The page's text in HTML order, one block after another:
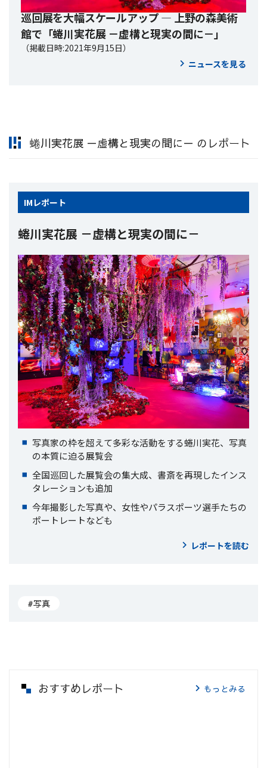
巡回展を大幅スケールアップ ― 上野の森美術
館で「蜷川実花展 －虚構と現実の間に－」
（掲載日時:2021年9月15日）
ニュースを見る
蜷川実花展 －虚構と現実の間に－ のレポート
IM レポート
蜷川実花展 －虚構と現実の間に－
写真家の枠を超えて多彩な活動をする蜷川実花、写真
の本質に迫る展覧会
全国巡回した展覧会の集大成、書斎を再現したインス
タレーションも追加
今年撮影した写真や、女性やパラスポーツ選手たちの
ポートレートなども
レポートを読む
#写真
おすすめレポート もっとみる